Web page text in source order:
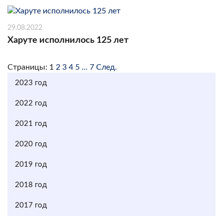
29.08.2022
Харуте исполнилось 125 лет
Страницы: 1 2 3 4 5 ... 7 След.
2023 год
2022 год
2021 год
2020 год
2019 год
2018 год
2017 год